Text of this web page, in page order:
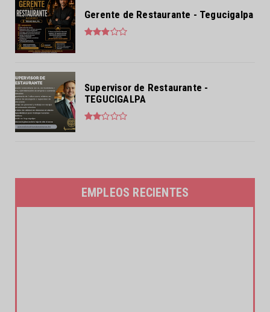
Gerente de Restaurante - Tegucigalpa
Supervisor de Restaurante -
TEGUCIGALPA
EMPLEOS RECIENTES